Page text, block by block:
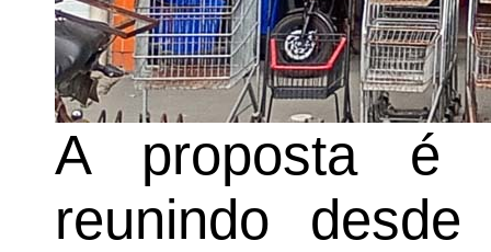
A proposta é
reunindo